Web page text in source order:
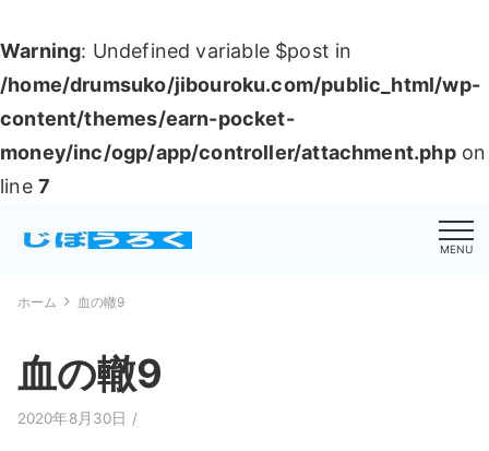
Warning: Undefined variable $post in
/home/drumsuko/jibouroku.com/public_html/wp-
content/themes/earn-pocket-
money/inc/ogp/app/controller/attachment.phpon
line 7
MENU
ホーム 血の轍9
血の轍9
2020年8月30日 /